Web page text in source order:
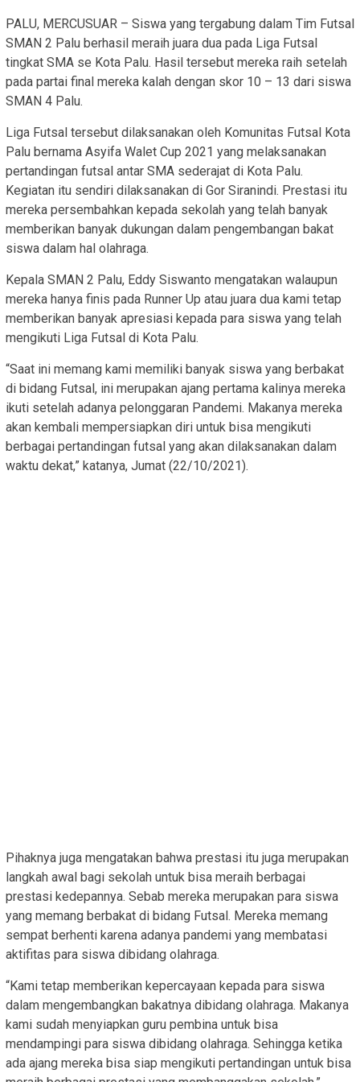
PALU, MERCUSUAR – Siswa yang tergabung dalam Tim Futsal
SMAN 2 Palu berhasil meraih juara dua pada Liga Futsal
tingkat SMA se Kota Palu. Hasil tersebut mereka raih setelah
pada partai final mereka kalah dengan skor 10 – 13 dari siswa
SMAN 4 Palu.
Liga Futsal tersebut dilaksanakan oleh Komunitas Futsal Kota
Palu bernama Asyifa Walet Cup 2021 yang melaksanakan
pertandingan futsal antar SMA sederajat di Kota Palu.
Kegiatan itu sendiri dilaksanakan di Gor Siranindi. Prestasi itu
mereka persembahkan kepada sekolah yang telah banyak
memberikan banyak dukungan dalam pengembangan bakat
siswa dalam hal olahraga.
Kepala SMAN 2 Palu, Eddy Siswanto mengatakan walaupun
mereka hanya finis pada Runner Up atau juara dua kami tetap
memberikan banyak apresiasi kepada para siswa yang telah
mengikuti Liga Futsal di Kota Palu.
“Saat ini memang kami memiliki banyak siswa yang berbakat
di bidang Futsal, ini merupakan ajang pertama kalinya mereka
ikuti setelah adanya pelonggaran Pandemi. Makanya mereka
akan kembali mempersiapkan diri untuk bisa mengikuti
berbagai pertandingan futsal yang akan dilaksanakan dalam
waktu dekat,” katanya, Jumat (22/10/2021).
Pihaknya juga mengatakan bahwa prestasi itu juga merupakan
langkah awal bagi sekolah untuk bisa meraih berbagai
prestasi kedepannya. Sebab mereka merupakan para siswa
yang memang berbakat di bidang Futsal. Mereka memang
sempat berhenti karena adanya pandemi yang membatasi
aktifitas para siswa dibidang olahraga.
“Kami tetap memberikan kepercayaan kepada para siswa
dalam mengembangkan bakatnya dibidang olahraga. Makanya
kami sudah menyiapkan guru pembina untuk bisa
mendampingi para siswa dibidang olahraga. Sehingga ketika
ada ajang mereka bisa siap mengikuti pertandingan untuk bisa